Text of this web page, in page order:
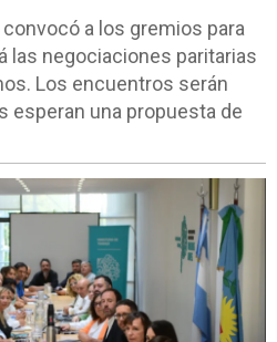
a los gremios para
las negociaciones paritarias
Los encuentros serán
esperan una propuesta de